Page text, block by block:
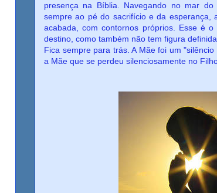
presença na Bíblia. Navegando no mar
sempre ao pé do sacrifício e da esperança,
acabada, com contornos próprios. Esse é
destino, como também não tem figura
Fica sempre para trás. A Mãe foi um
a Mãe que se perdeu silenciosamente no